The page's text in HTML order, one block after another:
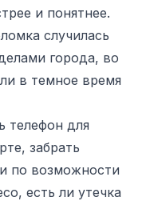
и понятнее.
случилась
города, во
в темное время
телефон для
забрать
по возможности
есть ли утечка